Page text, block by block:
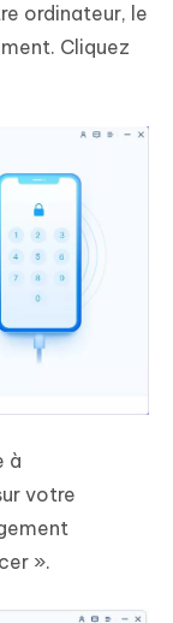
ordinateur, le
Cliquez
à
votre
».